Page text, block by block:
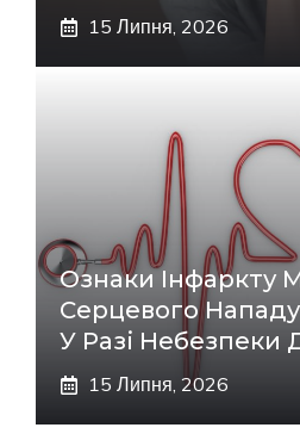
15 Липня, 2026
Ознаки Інфаркту
Серцевого
У Разі Небезпеки
15 Липня, 2026